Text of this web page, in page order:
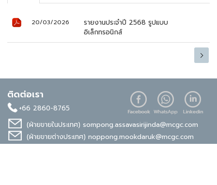
20/03/2026
รายงานประจำปี 2568 รูปแบบ
อิเล็กทรอนิกส์
ติดต่อเรา
+66 2860-8765
(ฝ่ายขายในประเทศ) sompong.assavasirijinda@mcgc.com
(ฝ่ายขายต่างประเทศ) noppong.mookdaruk@mcgc.com